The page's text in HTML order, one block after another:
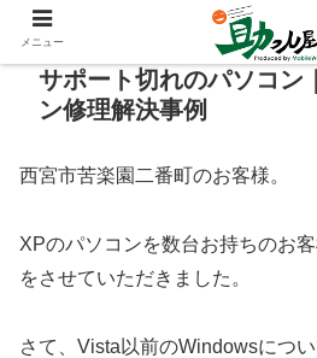
サポート切れのパソコン
ン修理解決事例
西宮市苦楽園二番町のお客様。
XPのパソコンを数台お持ちのお
をさせていただきました。
さて、Vista以前のWindowsにつ
メニュー